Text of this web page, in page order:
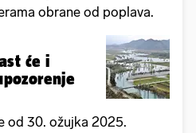
obrane od poplava.
će i
od 30. ožujka 2025.